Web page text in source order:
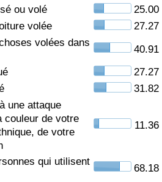
ou volé
25.00
volée
27.27
volées dans
40.91
27.27
31.82
une attaque
couleur de votre
de votre
11.36
qui utilisent
68.18
(Actuel)
par Pays